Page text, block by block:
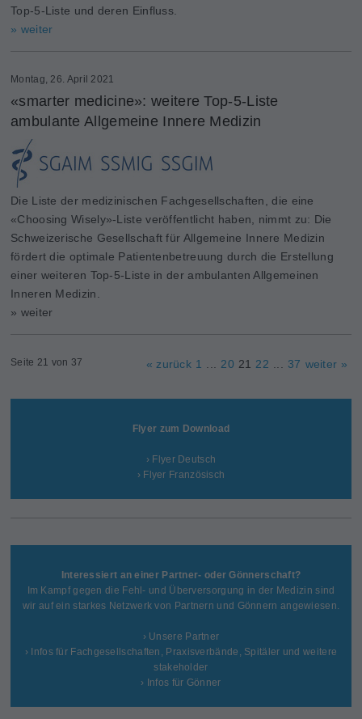
Top-5-Liste und deren Einfluss.
» weiter
Montag, 26. April 2021
«smarter medicine»: weitere Top-5-Liste
ambulante Allgemeine Innere Medizin
Die Liste der medizinischen Fachgesellschaften, die eine
«Choosing Wisely»-Liste veröffentlicht haben, nimmt zu: Die
Schweizerische Gesellschaft für Allgemeine Innere Medizin
fördert die optimale Patientenbetreuung durch die Erstellung
einer weiteren Top-5-Liste in der ambulanten Allgemeinen
Inneren Medizin.
» weiter
Seite 21 von 37 « zurück 1 20 21 22 37 weiter »
Flyer zum Download
› Flyer Deutsch
› Flyer Französisch
Interessiert an einer Partner- oder Gönnerschaft?
Im Kampf gegen die Fehl- und Überversorgung in der Medizin sind
wir auf ein starkes Netzwerk von Partnern und Gönnern angewiesen.
› Unsere Partner
› Infos für Fachgesellschaften, Praxisverbände, Spitäler und weitere
stakeholder
› Infos für Gönner